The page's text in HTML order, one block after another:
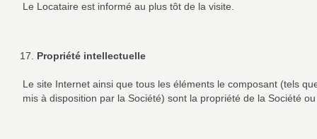
Le Locataire est informé au plus tôt de la visite.
Propriété intellectuelle
Le site Internet ainsi que tous les éléments le composant (tels
mis à disposition par la Société) sont la propriété de la Société